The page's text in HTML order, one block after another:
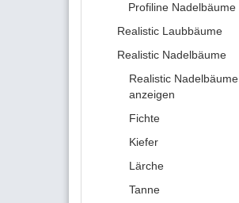
Profiline Nadelbäume
Realistic Laubbäume
Realistic Nadelbäume
Realistic Nadelbäume
anzeigen
Fichte
Kiefer
Lärche
Tanne